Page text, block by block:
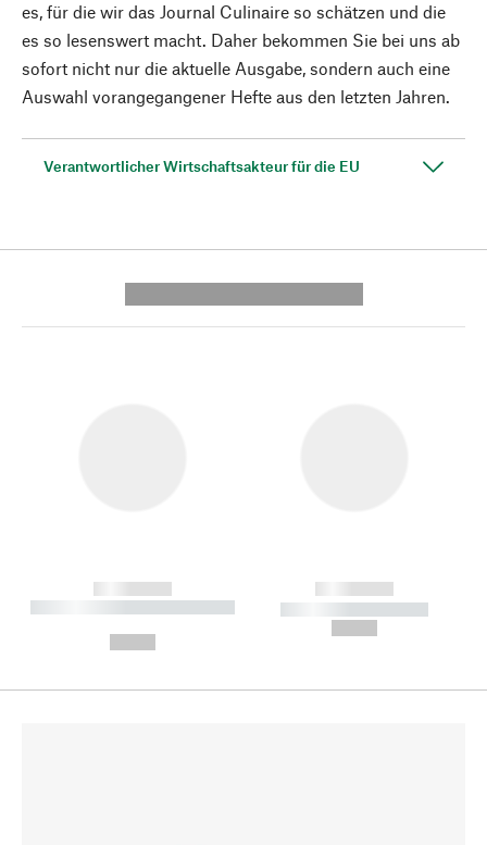
es, für die wir das Journal Culinaire so schätzen und die
es so lesenswert macht. Daher bekommen Sie bei uns ab
sofort nicht nur die aktuelle Ausgabe, sondern auch eine
Auswahl vorangegangener Hefte aus den letzten Jahren.
Verantwortlicher Wirtschaftsakteur für die EU
------------
----------- ----------- --------
------------
----------- -----------